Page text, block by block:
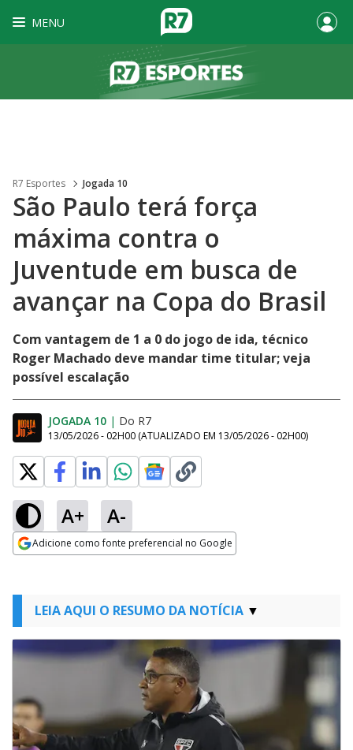
MENU
R7 Esportes Jogada 10
São Paulo terá força
máxima contra o
Juventude em busca de
avançar na Copa do Brasil
Com vantagem de 1 a 0 do jogo de ida, técnico
Roger Machado deve mandar time titular; veja
possível escalação
JOGADA 10 | Do R7
13/05/2026 - 02H00 (ATUALIZADO EM 13/05/2026 - 02H00)
A+ A-
Adicione como fonte preferencial no Google
LEIA AQUI O RESUMO DA NOTÍCIA